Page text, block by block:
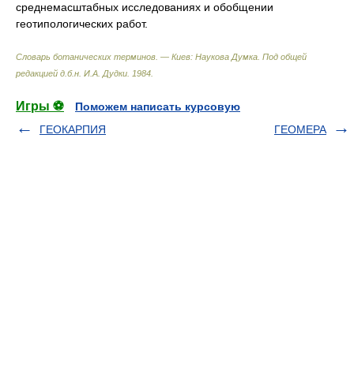
среднемасштабных исследованиях и обобщении
геотипологических работ.
Словарь ботанических терминов. — Киев: Наукова Думка Под общей
редакцией д.б.н. И.А. Дудки 1984
Игры ⚽
Поможем написать курсовую
ГЕОКАРПИЯ
ГЕОМЕРА